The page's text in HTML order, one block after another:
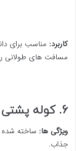
کاربرد: مناسب برای
مسافت های طولانی
6. کوله پشتی های پایدار (Eco-Friendly)
ویژگی ها: ساخته شده
جذاب.